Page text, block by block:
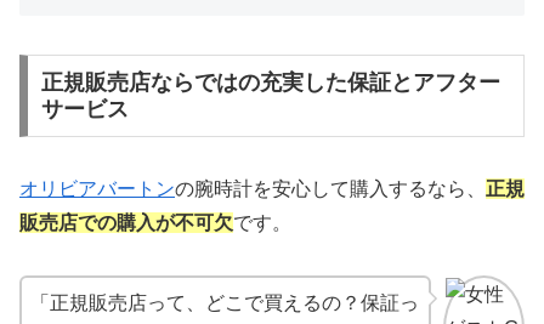
正規販売店ならではの充実した保証とアフター
サービス
オリビアバートンの腕時計を安心して購入するなら、 正規
販売店での購入が不可欠です。
「正規販売店って、どこで買えるの？保証っ